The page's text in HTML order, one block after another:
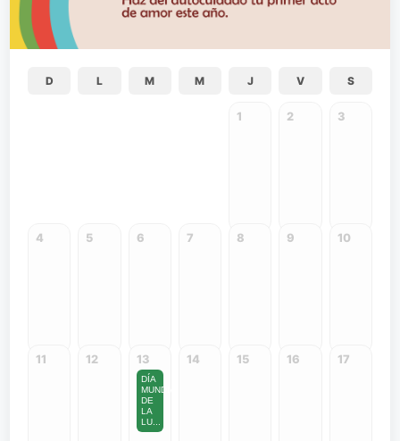
D L M M J V S
1 2 3
4 5 6 7 8 9 10
11 12 13
DÍA
MUNDIAL
DE
LA
LU...
14 15 16 17